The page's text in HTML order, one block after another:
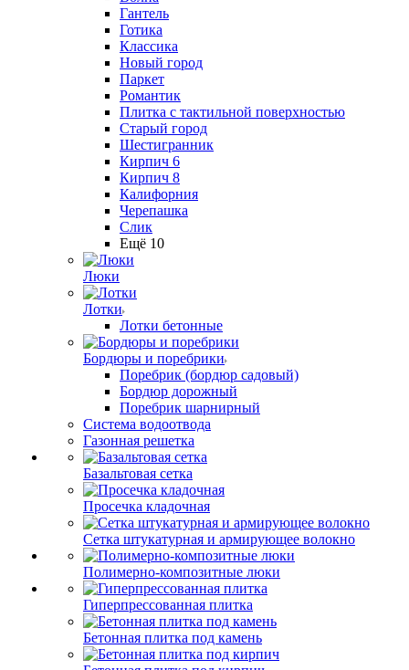
Гантель
Готика
Классика
Новый город
Паркет
Романтик
Плитка с тактильной поверхностью
Старый город
Шестигранник
Кирпич 6
Кирпич 8
Калифорния
Черепашка
Слик
Ещё 10
Люки
Лотки
Лотки бетонные
Бордюры и поребрики
Поребрик (бордюр садовый)
Бордюр дорожный
Поребрик шарнирный
Система водоотвода
Газонная решетка
Базальтовая сетка
Просечка кладочная
Сетка штукатурная и армирующее волокно
Полимерно-композитные люки
Гиперпрессованная плитка
Бетонная плитка под камень